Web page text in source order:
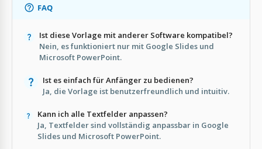
FAQ
Ist diese Vorlage mit anderer Software kompatibel?
Nein, es funktioniert nur mit Google Slides und
Microsoft PowerPoint.
Ist es einfach für Anfänger zu bedienen?
Ja, die Vorlage ist benutzerfreundlich und intuitiv.
Kann ich alle Textfelder anpassen?
Ja, Textfelder sind vollständig anpassbar in Google
Slides und Microsoft PowerPoint.